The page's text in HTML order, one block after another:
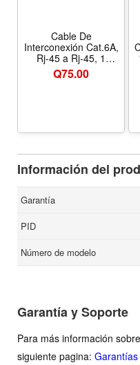
Cable De
Interconexión Cat.6A,
Rj-45 a Rj-45, 1
Metro, Nexxt Solutions
Q75.00
Información del
Garantía
PID
Número de modelo
Garantía y Soporte
Para más información
siguiente pagina: Garantías